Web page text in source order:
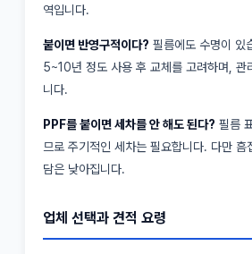
역입니다.
붙이면 반영구적이다? 필름에도 수명이 있
5~10년 정도 사용 후 교체를 고려하며, 관
니다.
PPF를 붙이면 세차를 안 해도 된다? 필름
므로 주기적인 세차는 필요합니다. 다만
담은 낮아집니다.
업체 선택과 견적 요령